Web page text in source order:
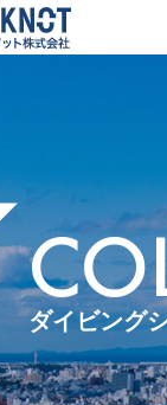
ダイビング